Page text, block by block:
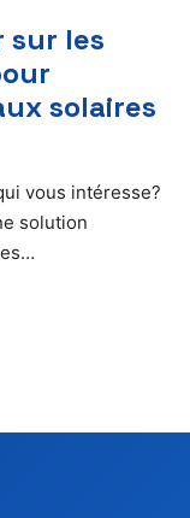
sur les
solaires
vous intéresse?
solution